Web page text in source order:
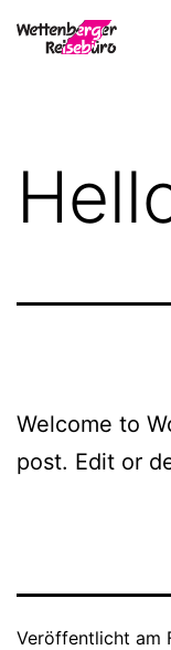
Zum
Inhalt
Wettenberger-
Welcome to
post. Edit or
Veröffentlicht am